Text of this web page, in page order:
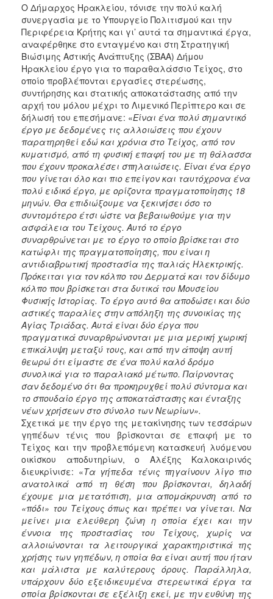
Ο Δήμαρχος Ηρακλείου, τόνισε την πολύ καλή
συνεργασία με το Υπουργείο Πολιτισμού και την
Περιφέρεια Κρήτης και γι’ αυτά τα σημαντικά έργα,
αναφέρθηκε στο ενταγμένο και στη Στρατηγική
Βιώσιμης Αστικής Ανάπτυξης (ΣΒΑΑ) Δήμου
Ηρακλείου έργο για το παραθαλάσσιο Τείχος, στο
οποίο προβλέπονται εργασίες στερέωσης,
συντήρησης και στατικής αποκατάστασης από την
αρχή του μόλου μέχρι το Λιμενικό Περίπτερο και σε
δήλωσή του επεσήμανε: «Είναι ένα πολύ σημαντικό
έργο με δεδομένες τις αλλοιώσεις που έχουν
παρατηρηθεί εδώ και χρόνια στο Τείχος, από τον
κυματισμό, από τη φυσική επαφή του με τη θάλασσα
που έχουν προκαλέσει σπηλαιώσεις. Είναι ένα έργο
που γίνεται όλο και πιο επείγον και ταυτόχρονα ένα
πολύ ειδικό έργο, με ορίζοντα πραγματοποίησης 18
μηνών. Θα επιδιώξουμε να ξεκινήσει όσο το
συντομότερο έτσι ώστε να βεβαιωθούμε για την
ασφάλεια του Τείχους. Αυτό το έργο
συναρθρώνεται με το έργο το οποίο βρίσκεται στο
κατώφλι της πραγματοποίησης, που είναι η
αντιδιαβρωτική προστασία της παλιάς Ηλεκτρικής.
Πρόκειται για τον κόλπο του Δερματά και τον δίδυμο
κόλπο που βρίσκεται στα δυτικά του Μουσείου
Φυσικής Ιστορίας. Το έργο αυτό θα αποδώσει και δύο
αστικές παραλίες στην απόληξη της συνοικίας της
Αγίας Τριάδας. Αυτά είναι δύο έργα που
πραγματικά συναρθρώνονται με μια μερική χωρική
επικάλυψη μεταξύ τους, και από την άποψη αυτή
θεωρώ ότι είμαστε σε ένα πολύ καλό δρόμο
συνολικά για το παραλιακό μέτωπο. Παίρνοντας
σαν δεδομένο ότι θα προκηρυχθεί πολύ σύντομα και
το σπουδαίο έργο της αποκατάστασης και ένταξης
νέων χρήσεων στο σύνολο των Νεωρίων».
Σχετικά με την έργο της μετακίνησης των τεσσάρων
γηπέδων τένις που βρίσκονται σε επαφή με το
Τείχος και την προβλεπόμενη κατασκευή λυόμενου
οικίσκου αποδυτηρίων, ο Αλέξης Καλοκαιρινός
διευκρίνισε: «Τα γήπεδα τένις πηγαίνουν λίγο πιο
ανατολικά από τη θέση που βρίσκονται, δηλαδή
έχουμε μια μετατόπιση, μια απομάκρυνση από το
«πόδι» του Τείχους όπως και πρέπει να γίνεται. Να
μείνει μια ελεύθερη ζώνη η οποία έχει και την
έννοια της προστασίας του Τείχους, χωρίς να
αλλοιώνονται τα λειτουργικά χαρακτηριστικά της
χρήσης των γηπέδων, η οποία θα είναι αυτή που ήταν
και μάλιστα με καλύτερους όρους. Παράλληλα,
υπάρχουν δύο εξειδικευμένα στερεωτικά έργα τα
οποία βρίσκονται σε εξέλιξη εκεί, με την ευθύνη της